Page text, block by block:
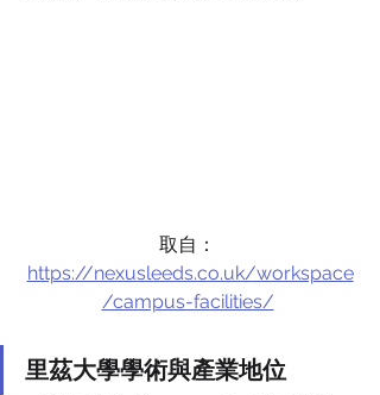
取自：
https://nexusleeds.co.uk/workspace
/campus-facilities/
里茲大學學術與產業地位